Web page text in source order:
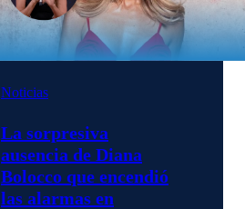
Noticias
La sorpresiva
ausencia de Diana
Bolocco que encendió
las alarmas en